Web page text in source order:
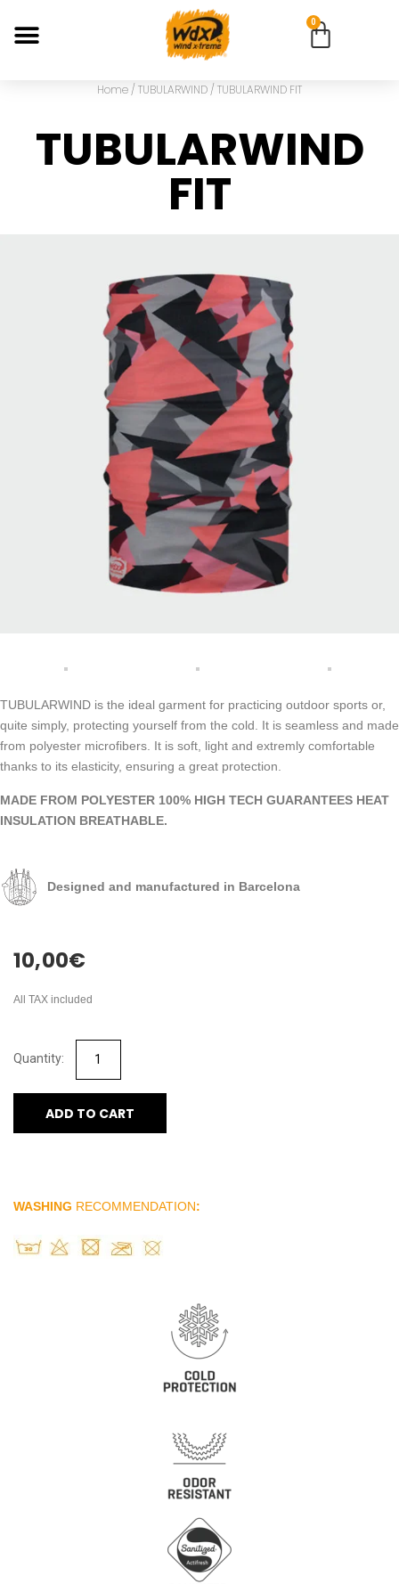
0
Home / TUBULARWIND / TUBULARWIND FIT
TUBULARWIND
FIT
TUBULARWIND is the ideal garment for practicing outdoor sports or,
quite simply, protecting yourself from the cold. It is seamless and made
from polyester microfibers. It is soft, light and extremly comfortable
thanks to its elasticity, ensuring a great protection.
MADE FROM POLYESTER 100% HIGH TECH GUARANTEES HEAT
INSULATION BREATHABLE.
Designed and manufactured in Barcelona
10,00€
All TAX included
ADD TO CART
WASHING RECOMMENDATION: